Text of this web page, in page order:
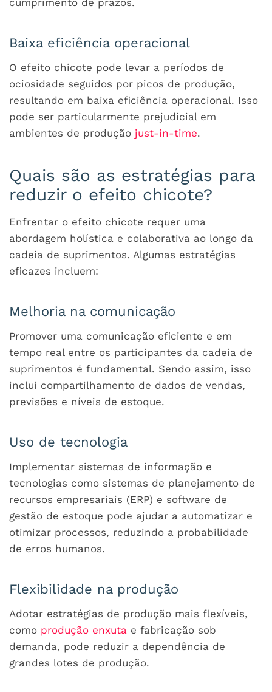
cumprimento de prazos.
Baixa eficiência operacional
O efeito chicote pode levar a períodos de
ociosidade seguidos por picos de produção,
resultando em baixa eficiência operacional. Isso
pode ser particularmente prejudicial em
ambientes de produção just-in-time.
Quais são as estratégias para
reduzir o efeito chicote?
Enfrentar o efeito chicote requer uma
abordagem holística e colaborativa ao longo da
cadeia de suprimentos. Algumas estratégias
eficazes incluem:
Melhoria na comunicação
Promover uma comunicação eficiente e em
tempo real entre os participantes da cadeia de
suprimentos é fundamental. Sendo assim, isso
inclui compartilhamento de dados de vendas,
previsões e níveis de estoque.
Uso de tecnologia
Implementar sistemas de informação e
tecnologias como sistemas de planejamento de
recursos empresariais (ERP) e software de
gestão de estoque pode ajudar a automatizar e
otimizar processos, reduzindo a probabilidade
de erros humanos.
Flexibilidade na produção
Adotar estratégias de produção mais flexíveis,
como produção enxuta e fabricação sob
demanda, pode reduzir a dependência de
grandes lotes de produção.